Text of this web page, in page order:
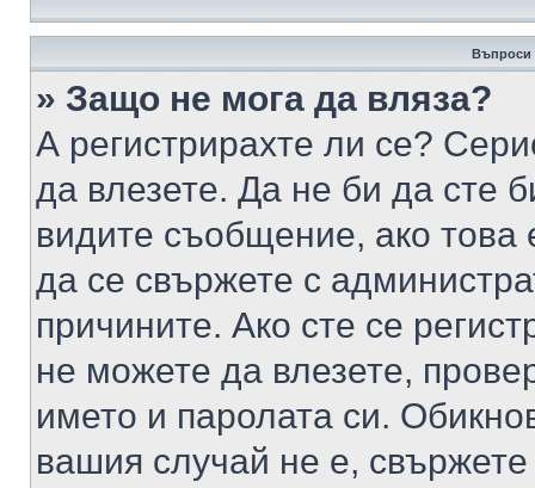
Въпроси
» Защо не мога да вляза?
А регистрирахте ли се?
да влезете. Да не би да сте
видите съобщение, ако това
да се свържете с
причините. Ако сте се
не можете да влезете,
името и паролата си.
вашия случай не е,